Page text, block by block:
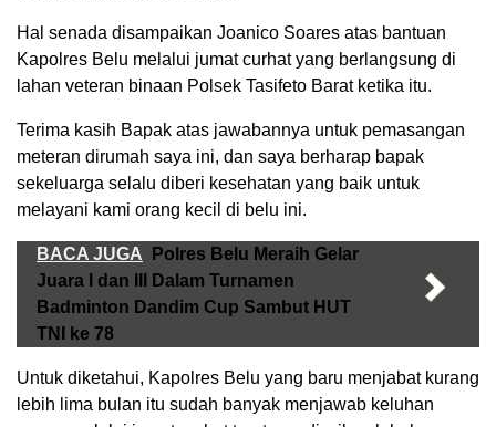
Hal senada disampaikan Joanico Soares atas bantuan
Kapolres Belu melalui jumat curhat yang berlangsung di
lahan veteran binaan Polsek Tasifeto Barat ketika itu.
Terima kasih Bapak atas jawabannya untuk pemasangan
meteran dirumah saya ini, dan saya berharap bapak
sekeluarga selalu diberi kesehatan yang baik untuk
melayani kami orang kecil di belu ini.
BACA JUGA
Polres Belu Meraih Gelar
Juara I dan III Dalam Turnamen
Badminton Dandim Cup Sambut HUT
TNI ke 78
Untuk diketahui, Kapolres Belu yang baru menjabat kurang
lebih lima bulan itu sudah banyak menjawab keluhan